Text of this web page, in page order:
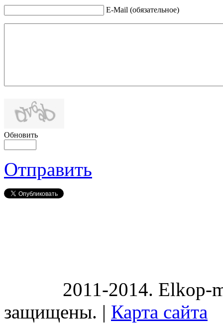
E-Mail (обязательное)
Обновить
Отправить
2011-2014. Elkop-
защищены. | Карта сайта